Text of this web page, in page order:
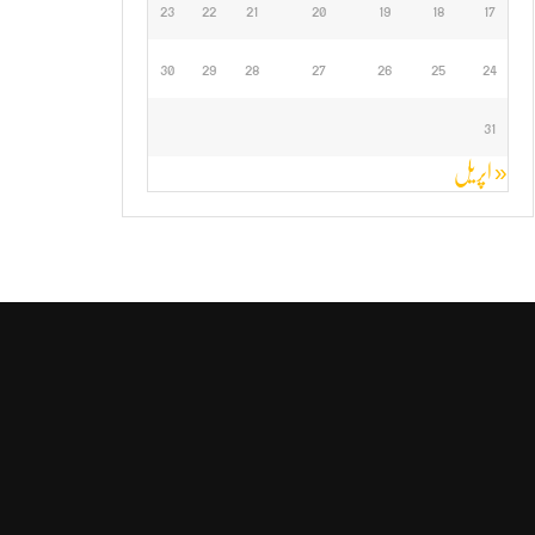
17
18
19
20
21
22
23
24
25
26
27
28
29
30
31
« اپریل